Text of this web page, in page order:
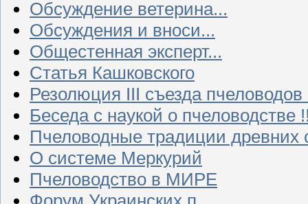
Обсуждение ветерина...
Обсуждения и вноси...
Общестенная эксперт...
Статья Кашковского
Резолюция III съезда
Беседа с наукой о пчеловодстве
Пчеловодные традиции древних
О системе Меркурий
Пчеловодство в МИРЕ